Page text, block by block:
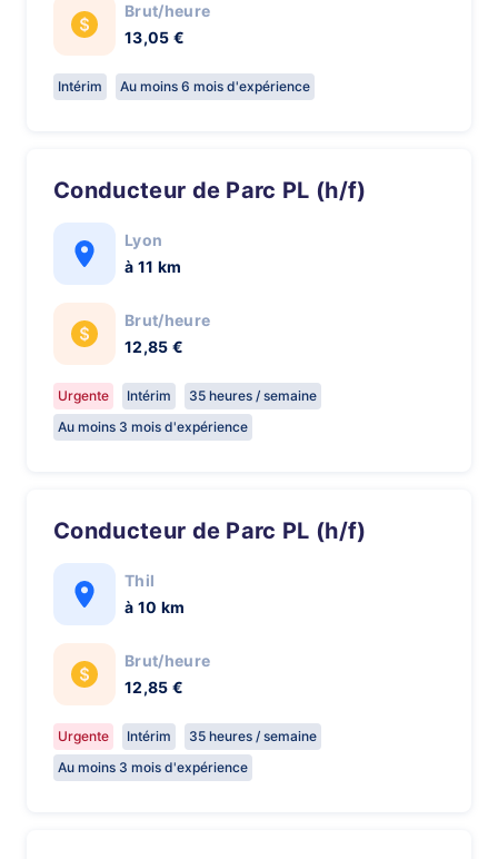
Brut/heure
13,05 €
Intérim Au moins 6 mois d'expérience
Conducteur de Parc PL (h/f)
Lyon
à 11 km
Brut/heure
12,85 €
Urgente Intérim
35 heures / semaine
Au moins 3 mois d'expérience
Conducteur de Parc PL (h/f)
Thil
à 10 km
Brut/heure
12,85 €
Urgente Intérim
35 heures / semaine
Au moins 3 mois d'expérience